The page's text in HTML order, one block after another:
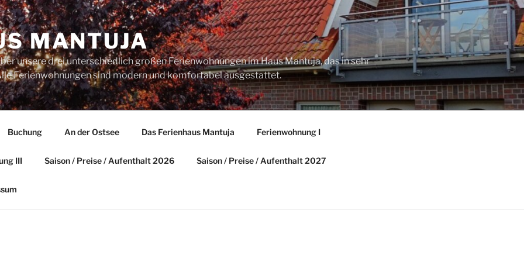
MANTUJA
unsere drei unterschiedlich großen Ferienwohnungen im Haus Mantuja, das in sehr
Ferienwohnungen sind modern und komfortabel ausgestattet.
Buchung An der Ostsee Das Ferienhaus Mantuja Ferienwohnung I
III Saison / Preise / Aufenthalt 2026 Saison / Preise / Aufenthalt 2027